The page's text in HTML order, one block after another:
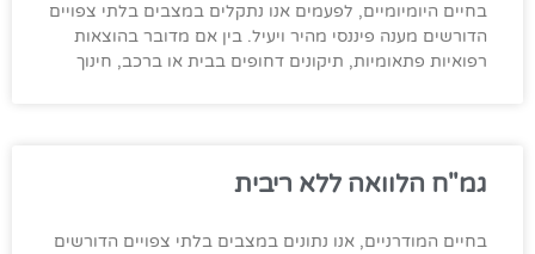
בחיים היומיומיים, לפעמים אנו נתקלים במצבים בלתי צפויים
הדורשים מענה פיננסי מהיר ויעיל. בין אם מדובר בהוצאות
רפואיות פתאומיות, תיקונים דחופים בבית או ברכב, חינוך
גמ"ח הלוואה ללא ריבית
בחיים המודרניים, אנו נתונים במצבים בלתי צפויים הדורשים